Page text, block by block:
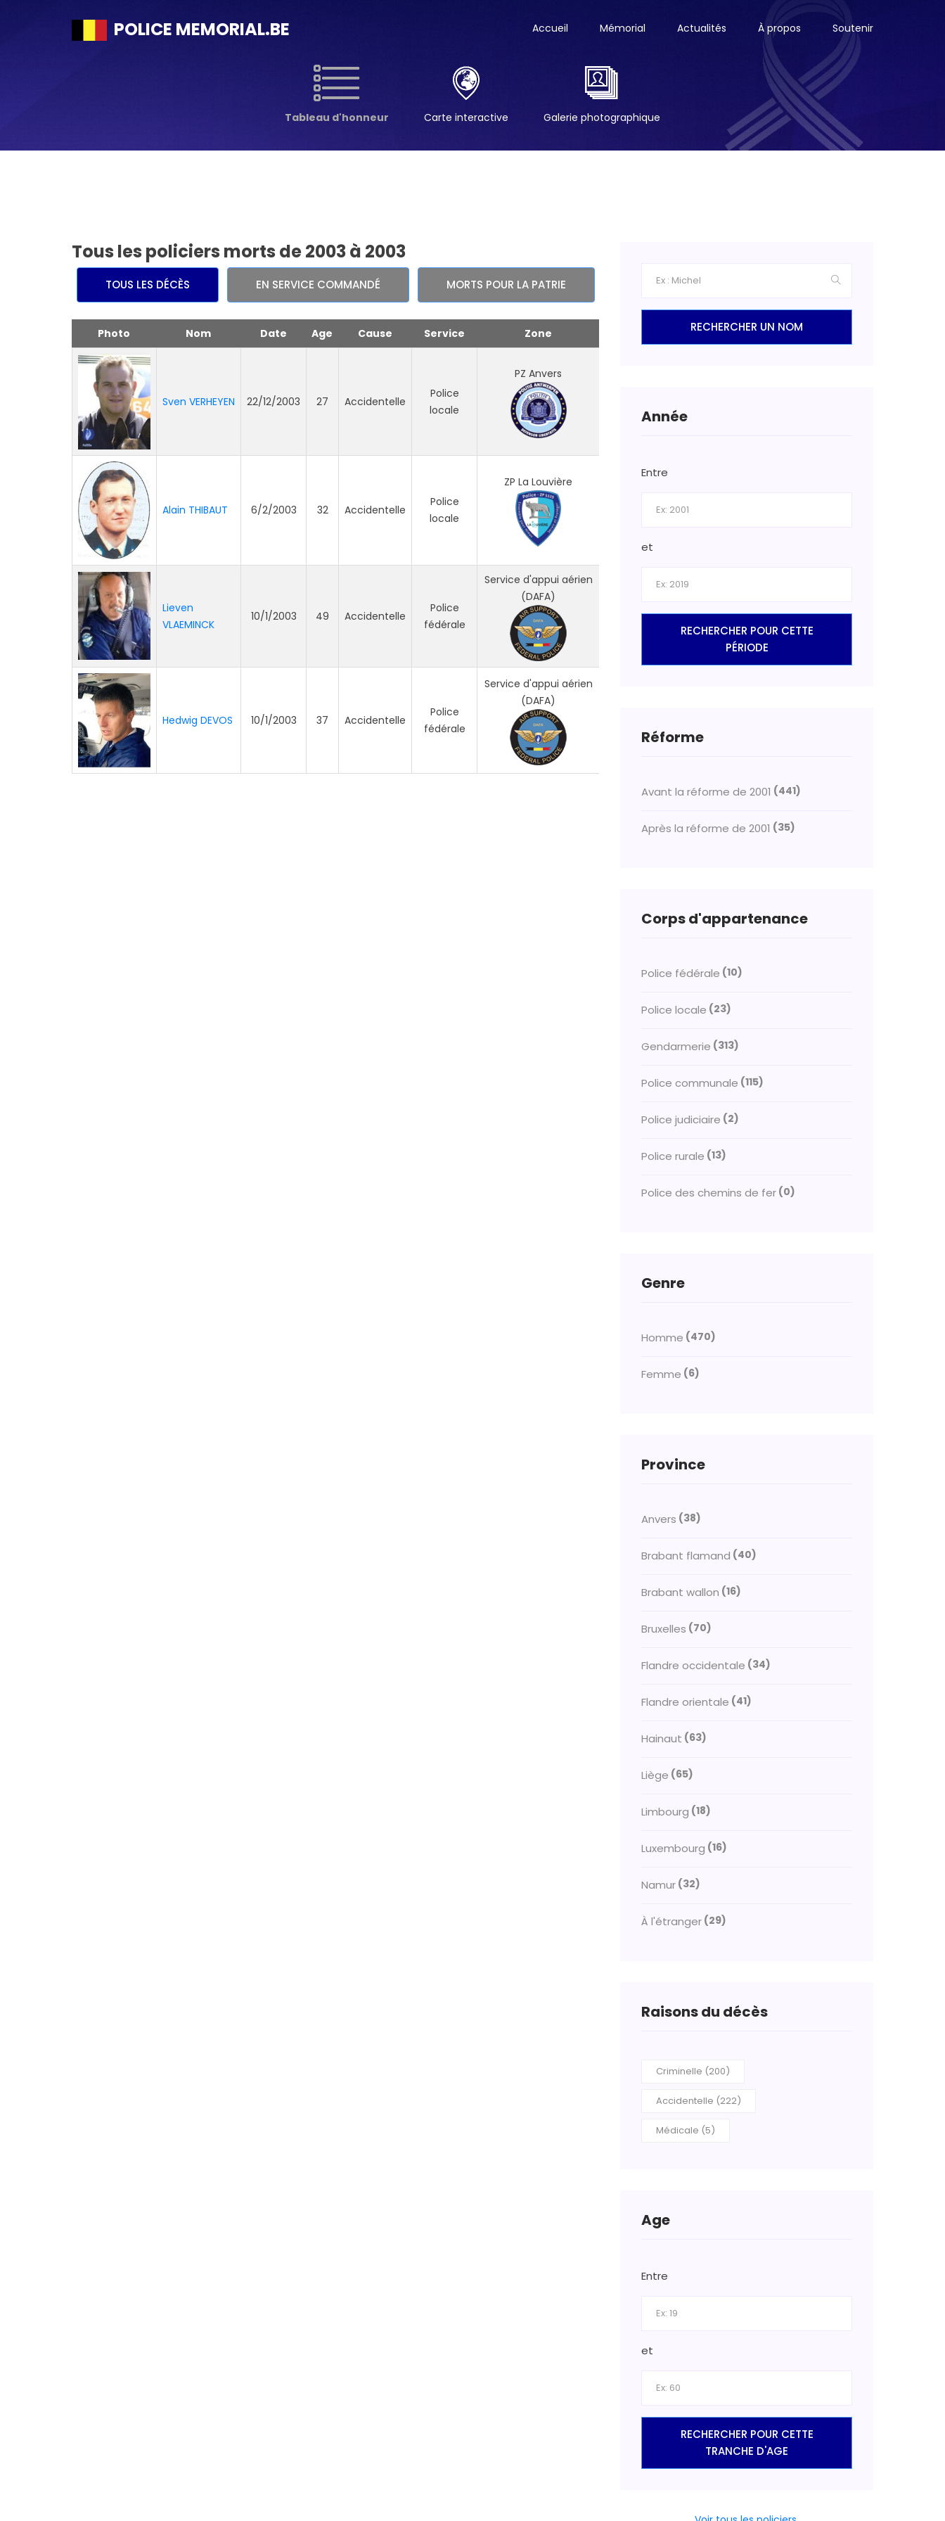
POLICE MEMORIAL.BE Accueil Mémorial Actualités À propos Soutenir
Tableau d'honneur Carte interactive Galerie photographique
Tous les policiers morts de 2003 à 2003
TOUS LES DÉCÈS EN SERVICE COMMANDÉ MORTS POUR LA PATRIE
Photo Nom Date Age Cause Service Zone
Sven VERHEYEN 22/12/2003 27 Accidentelle
Police
locale
PZ Anvers
Alain THIBAUT 6/2/2003 32 Accidentelle
Police
locale
ZP La Louvière
Lieven
VLAEMINCK
10/1/2003 49 Accidentelle
Police
fédérale
Service d'appui aérien
(DAFA)
Hedwig DEVOS 10/1/2003 37 Accidentelle
Police
fédérale
Service d'appui aérien
(DAFA)
RECHERCHER UN NOM
Année
Entre
et
RECHERCHER POUR CETTE
PÉRIODE
Réforme
Avant la réforme de 2001 (441)
Après la réforme de 2001 (35)
Corps d'appartenance
Police fédérale (10)
Police locale (23)
Gendarmerie (313)
Police communale (115)
Police judiciaire (2)
Police rurale (13)
Police des chemins de fer (0)
Genre
Homme (470)
Femme (6)
Province
Anvers (38)
Brabant flamand (40)
Brabant wallon (16)
Bruxelles (70)
Flandre occidentale (34)
Flandre orientale (41)
Hainaut (63)
Liège (65)
Limbourg (18)
Luxembourg (16)
Namur (32)
À l'étranger (29)
Raisons du décès
Criminelle (200)
Accidentelle (222)
Médicale (5)
Age
Entre
et
RECHERCHER POUR CETTE
TRANCHE D'AGE